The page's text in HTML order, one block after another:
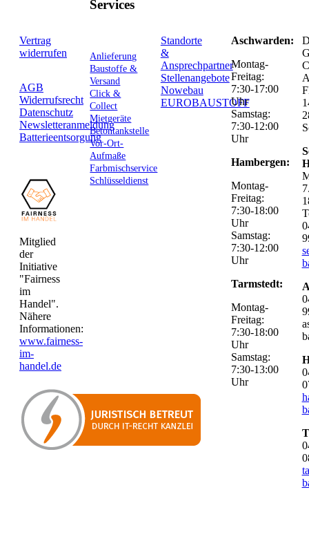
Vertrag
widerrufen
AGB
Widerrufsrecht
Datenschutz
Newsletteranmeldung
Batterieentsorgung
Mitglied
der
Initiative
"Fairness
im
Handel".
Nähere
Informationen:
www.fairness-
im-
handel.de
Services
Anlieferung
Baustoffe &
Versand
Click &
Collect
Mietgeräte
Betontankstelle
Vor-Ort-
Aufmaße
Farbmischservice
Schlüsseldienst
Standorte
&
Ansprechpartner
Stellenangebote
Nowebau
EUROBAUSTOFF
Aschwarden:
Montag-
Freitag:
7:30-17:00
Uhr
Samstag:
7:30-12:00
Uhr
Hambergen:
Montag-
Freitag:
7:30-18:00
Uhr
Samstag:
7:30-12:00
Uhr
Tarmstedt:
Montag-
Freitag:
7:30-18:00
Uhr
Samstag:
7:30-13:00
Uhr